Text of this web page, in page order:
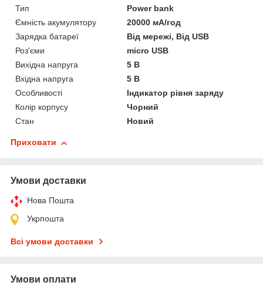
Тип
Power bank
Ємність акумулятору
20000 мА/год
Зарядка батареї
Від мережі, Від USB
Роз'єми
micro USB
Вихідна напруга
5 В
Вхідна напруга
5 В
Особливості
Індикатор рівня заряду
Колір корпусу
Чорний
Стан
Новий
Приховати
Умови доставки
Нова Пошта
Укрпошта
Всі умови доставки
Умови оплати